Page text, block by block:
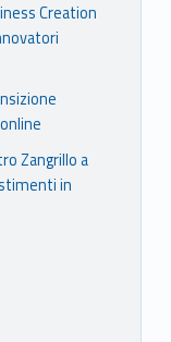
Creation
Zangrillo a
in